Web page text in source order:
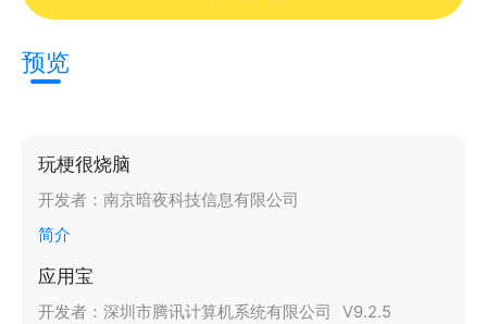
预览
玩梗很烧脑
开发者： 南京暗夜科技信息有限公司
简介
应用宝
开发者： 深圳市腾讯计算机系统有限公司 V9.2.5